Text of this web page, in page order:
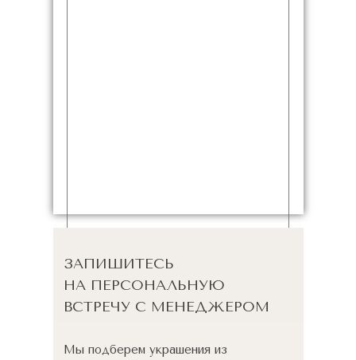
ЗАПИШИТЕСЬ
НА ПЕРСОНАЛЬНУЮ
ВСТРЕЧУ С МЕНЕДЖЕРОМ
Мы подберем украшения из